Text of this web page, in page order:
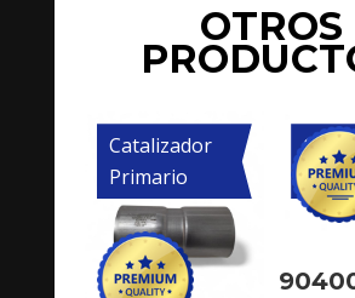
OTROS
Catalizador
Primario